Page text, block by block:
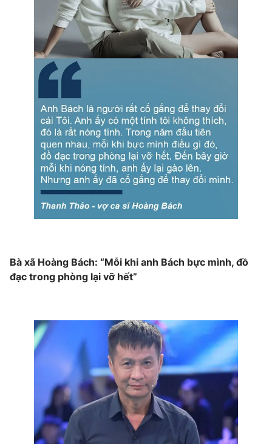
Bà xã Hoàng Bách: “Mỗi khi anh Bách bực mình, đồ
đạc trong phòng lại vỡ hết”